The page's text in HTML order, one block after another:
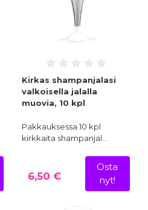
Kirkas shampanjalasi
valkoisella jalalla
muovia, 10 kpl
Pakkauksessa 10 kpl
kirkkaita shampanjal…
6,50 €
Osta
nyt!